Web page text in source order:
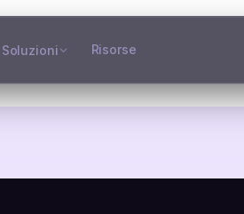
Soluzioni Risorse